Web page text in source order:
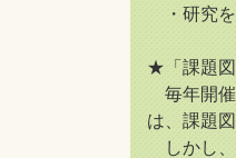
・研究を
★「課題
毎年開催
は、課題
しかし、